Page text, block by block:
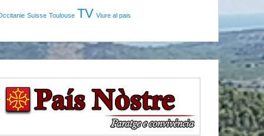
Suisse Toulouse TV Viure al pais